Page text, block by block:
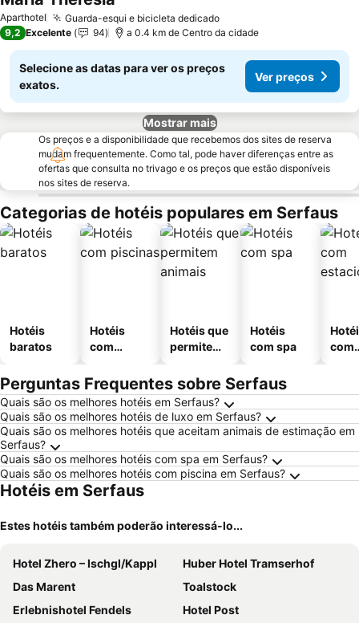
Aparthotel Guarda-esqui e bicicleta dedicado
9,2 Excelente 94 a 0.4 km de Centro da cidade
Selecione as datas para ver os preços
exatos.
Ver preços
Mostrar mais
Os preços e a disponibilidade que recebemos dos sites de reserva
mudam frequentemente. Como tal, pode haver diferenças entre as
ofertas que consulta no trivago e os preços que estão disponíveis
nos sites de reserva.
Categorias de hotéis populares em Serfaus
Hotéis
baratos
Hotéis
com
Hotéis que
permitem
Hotéis
com spa
com
Perguntas Frequentes sobre Serfaus
Quais são os melhores hotéis em Serfaus?
Quais são os melhores hotéis de luxo em Serfaus?
Quais são os melhores hotéis que aceitam animais de estimação em
Serfaus?
Quais são os melhores hotéis com spa em Serfaus?
Quais são os melhores hotéis com piscina em Serfaus?
Hotéis em Serfaus
Estes hotéis também poderão interessá-lo...
Hotel Zhero – Ischgl/Kappl
Huber Hotel Tramserhof
Das Marent
Toalstock
Erlebnishotel Fendels
Hotel Post